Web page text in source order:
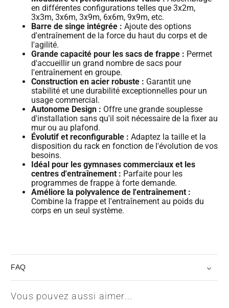
en différentes configurations telles que 3x2m,
3x3m, 3x6m, 3x9m, 6x6m, 9x9m, etc.
Barre de singe intégrée : Ajoute des options
d'entraînement de la force du haut du corps et de
l'agilité.
Grande capacité pour les sacs de frappe : Permet
d'accueillir un grand nombre de sacs pour
l'entraînement en groupe.
Construction en acier robuste : Garantit une
stabilité et une durabilité exceptionnelles pour un
usage commercial.
Autonome Design : Offre une grande souplesse
d'installation sans qu'il soit nécessaire de la fixer au
mur ou au plafond.
Évolutif et reconfigurable : Adaptez la taille et la
disposition du rack en fonction de l'évolution de vos
besoins.
Idéal pour les gymnases commerciaux et les
centres d'entraînement : Parfaite pour les
programmes de frappe à forte demande.
Améliore la polyvalence de l'entraînement :
Combine la frappe et l'entraînement au poids du
corps en un seul système.
FAQ
Vous pouvez aussi aimer...